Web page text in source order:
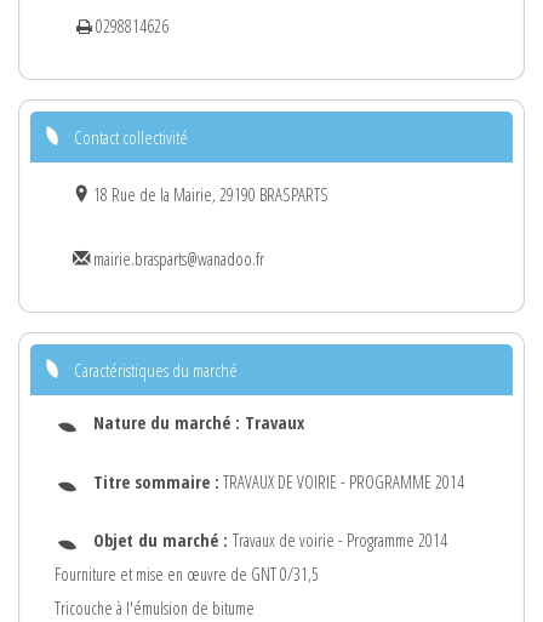
0298814626
Contact collectivité
18 Rue de la Mairie, 29190 BRASPARTS
mairie.brasparts@wanadoo.fr
Caractéristiques du marché
Nature du marché : Travaux
Titre sommaire : TRAVAUX DE VOIRIE - PROGRAMME 2014
Objet du marché : Travaux de voirie - Programme 2014
Fourniture et mise en œuvre de GNT 0/31,5
Tricouche à l'émulsion de bitume